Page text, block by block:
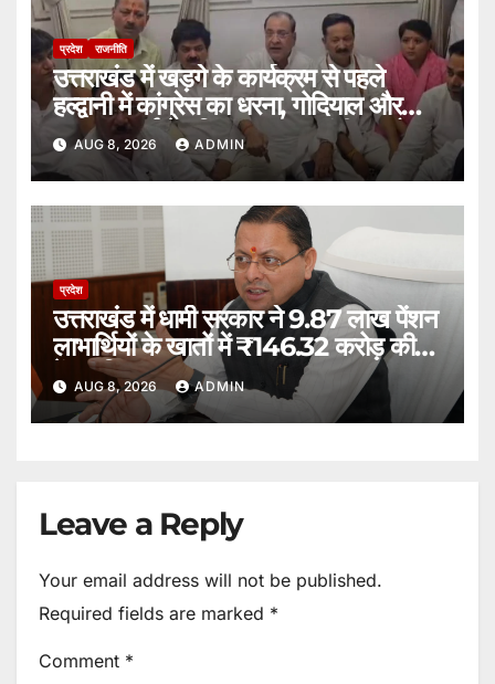
प्रदेश राजनीति
उत्तराखंड में खड़गे के कार्यक्रम से पहले
हल्द्वानी में कांग्रेस का धरना, गोदियाल और
यशपाल आर्य ने पुलिस पर लगाए गंभीर आरोप।
AUG 8, 2026 ADMIN
प्रदेश
उत्तराखंड में धामी सरकार ने 9.87 लाख पेंशन
लाभार्थियों के खातों में ₹146.32 करोड़ की
पेंशन किया भुगतान।
AUG 8, 2026 ADMIN
Leave a Reply
Your email address will not be published.
Required fields are marked *
Comment *